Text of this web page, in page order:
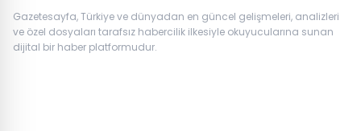
Gazetesayfa, Türkiye ve dünyadan en güncel gelişmeleri, analizleri
ve özel dosyaları tarafsız habercilik ilkesiyle okuyucularına sunan
dijital bir haber platformudur.